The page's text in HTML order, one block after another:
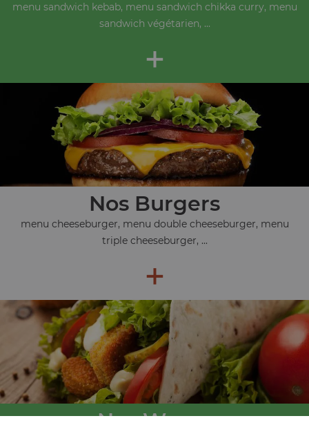
menu sandwich kebab, menu sandwich chikka curry, menu
sandwich végétarien, ...
+
Nos Burgers
menu cheeseburger, menu double cheeseburger, menu
triple cheeseburger, ...
+
Nos Wraps